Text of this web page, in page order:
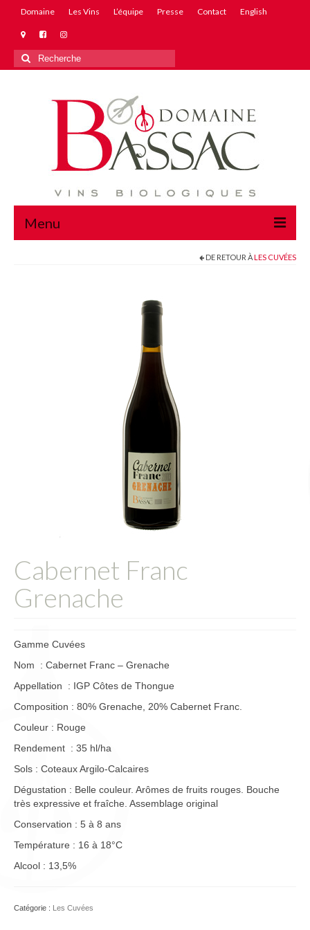
Domaine Les Vins L’équipe Presse Contact English
Rechercher
:
Menu
DE RETOUR ÀLES CUVÉES
Cabernet Franc
Grenache
Gamme Cuvées
Nom : Cabernet Franc – Grenache
Appellation : IGP Côtes de Thongue
Composition : 80% Grenache, 20% Cabernet Franc.
Couleur : Rouge
Rendement : 35 hl/ha
Sols : Coteaux Argilo-Calcaires
Dégustation : Belle couleur. Arômes de fruits rouges. Bouche
très expressive et fraîche. Assemblage original
Conservation : 5 à 8 ans
Température : 16 à 18°C
Alcool : 13,5%
Catégorie : Les Cuvées